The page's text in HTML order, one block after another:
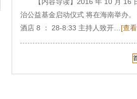
治公益基金启动仪式 将在海南举办
酒店 8 ： 28-8:33 主持人致开… [查